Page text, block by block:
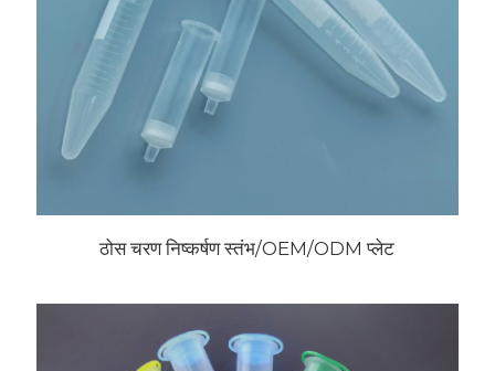
ठोस चरण निष्कर्षण स्तंभ/OEM/ODM प्लेट